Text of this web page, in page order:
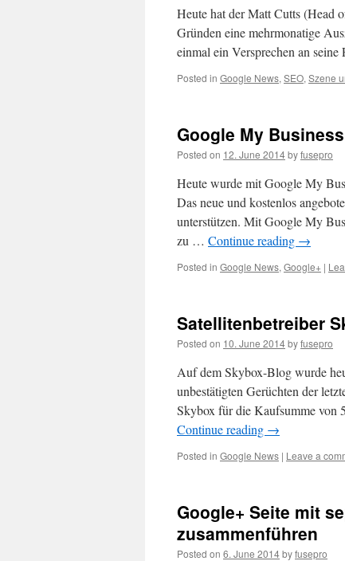
Heute hat der Matt Cutts (Head
Gründen eine mehrmonatige
einmal ein Versprechen an seine
Posted in Google News, SEO, Szene
Google My
Posted on 12. June 2014byfusepro
Heute wurde mit Google My
Das neue und kostenlos
unterstützen. Mit Google My
zu … Continue reading →
Posted in Google News, Google+ |
Satellitenbetreiber
Posted on 10. June 2014byfusepro
Auf dem Skybox-Blog wurde
unbestätigten Gerüchten der
Skybox für die Kaufsumme
Continue reading →
Posted in Google News | Leave a
Google+ Seite mit
zusammenführen
Posted on 6. June 2014byfusepro